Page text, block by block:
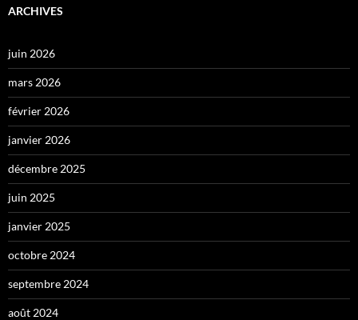
ARCHIVES
juin 2026
mars 2026
février 2026
janvier 2026
décembre 2025
juin 2025
janvier 2025
octobre 2024
septembre 2024
août 2024